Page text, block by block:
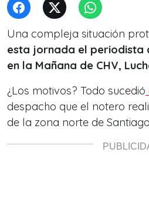
Una compleja situación
esta jornada el periodista
en la Mañana de CHV,
¿Los motivos? Todo sucedió
despacho que el notero
de la zona norte de